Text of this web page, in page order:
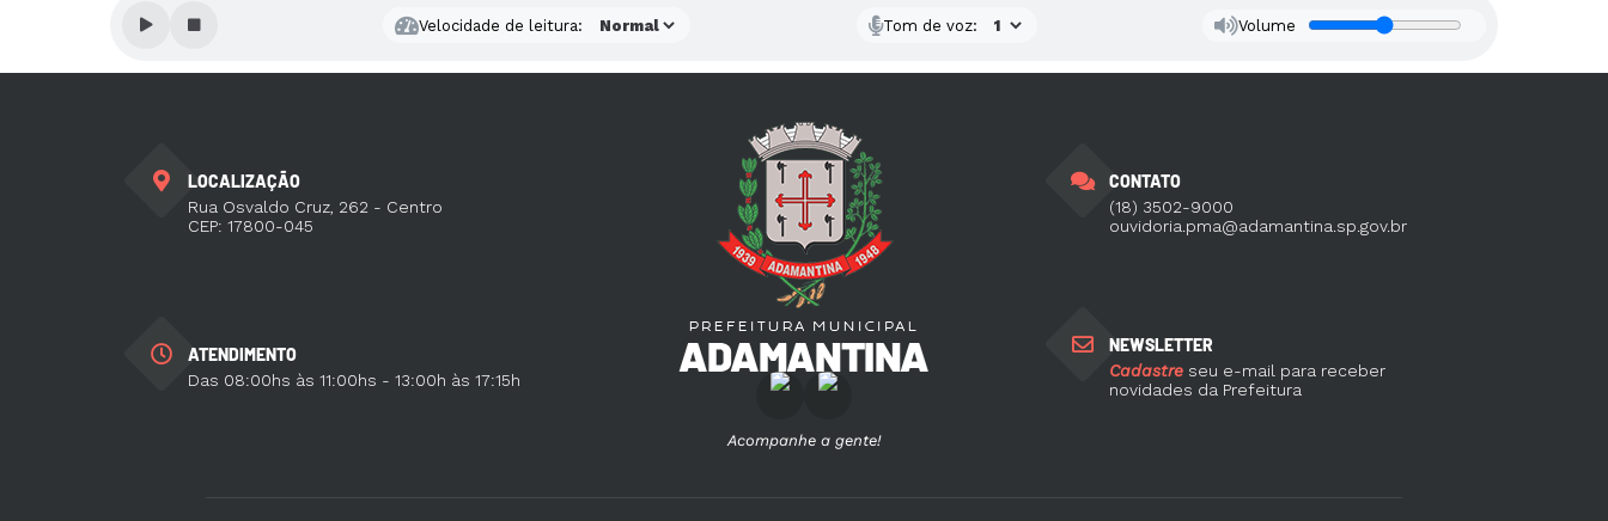
Velocidade de leitura: Tom de voz: Volume
Acompanhe a gente!
LOCALIZAÇÃO
Rua Osvaldo Cruz, 262 - Centro
CEP: 17800-045
CONTATO
(18) 3502-9000
ouvidoria.pma@adamantina.sp.gov.br
ATENDIMENTO
Das 08:00hs às 11:00hs - 13:00h às 17:15h
NEWSLETTER
Cadastreseu e-mail para receber
novidades da Prefeitura